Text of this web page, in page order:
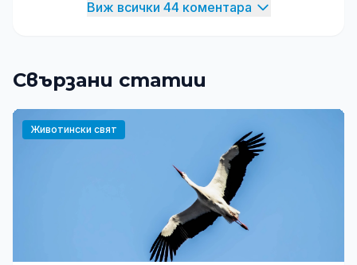
Виж всички 44 коментара
Свързани статии
Животински свят